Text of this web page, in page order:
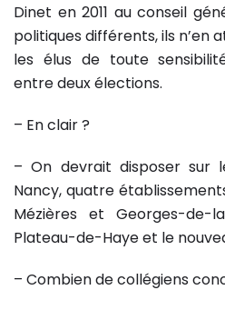
Dinet en 2011 au conseil
politiques différents, ils n’en
les élus de toute
entre deux élections.
– En clair ?
– On devrait disposer sur
Nancy, quatre
Mézières et Georges-de-
Plateau-de-Haye et le
– Combien de collégiens